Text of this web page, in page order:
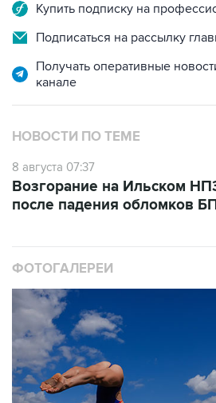
Купить подписку на
Подписаться на рассылку
Получать оперативные
канале
НОВОСТИ ПО ТЕМЕ
8 августа 07:37
Возгорание на Ильском
после падения обломков
ФОТОГАЛЕРЕИ